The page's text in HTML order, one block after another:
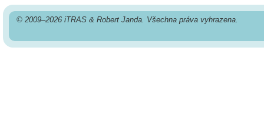
© 2009–2026 iTRAS & Robert Janda. Všechna práva vyhrazena.